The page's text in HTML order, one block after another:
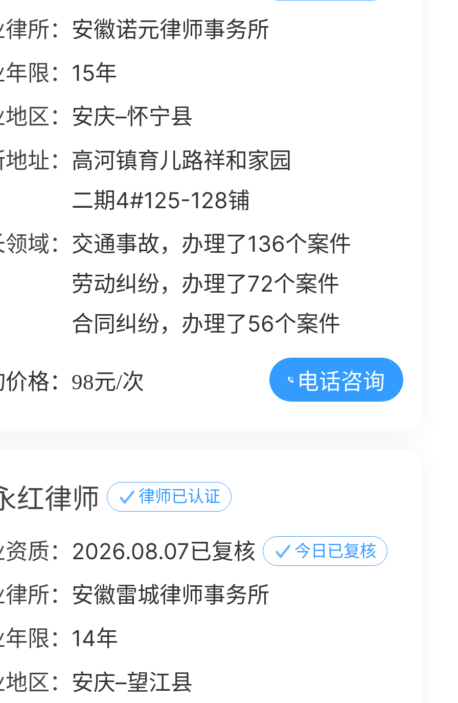
所： 安徽诺元律师事务所
限： 15年
区： 安庆–怀宁县
址： 高河镇育儿路祥和家园
二期4#125-128铺
域： 交通事故，办理了136个案件
劳动纠纷，办理了72个案件
合同纠纷，办理了56个案件
格：98元/次 电话咨询
红律师 律师已认证
质： 2026.08.07已复核 今日已复核
所： 安徽雷城律师事务所
限： 14年
区： 安庆–望江县